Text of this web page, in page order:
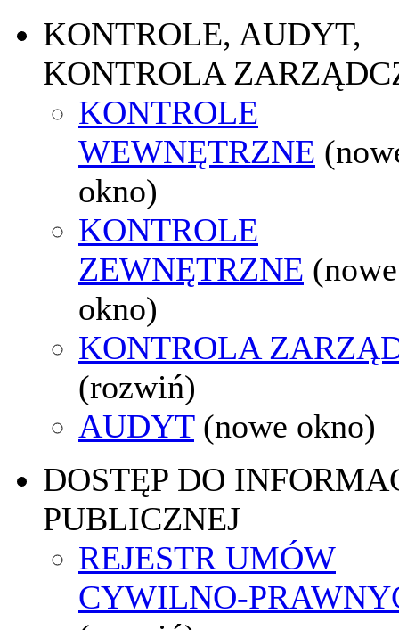
KONTROLE, AUDYT,
KONTROLA
KONTROLE
WEWNĘTRZNE
okno)
KONTROLE
ZEWNĘTRZNE (nowe
okno)
KONTROLA
(rozwiń)
AUDYT (nowe okno)
DOSTĘP DO
PUBLICZNEJ
REJESTR UMÓW
CYWILNO-